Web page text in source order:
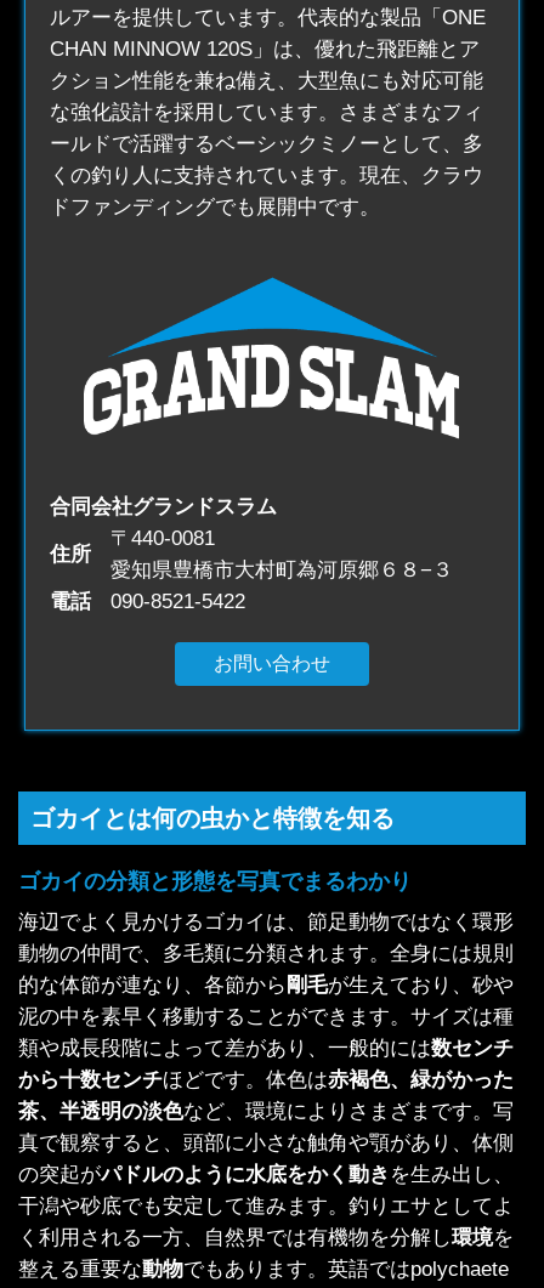
ルアーを提供しています。代表的な製品「ONE
CHAN MINNOW 120S」は、優れた飛距離とア
クション性能を兼ね備え、大型魚にも対応可能
な強化設計を採用しています。さまざまなフィ
ールドで活躍するベーシックミノーとして、多
くの釣り人に支持されています。現在、クラウ
ドファンディングでも展開中です。
合同会社グランドスラム
住所
〒440-0081
愛知県豊橋市大村町為河原郷６８−３
電話
090-8521-5422
お問い合わせ
ゴカイとは何の虫かと特徴を知る
ゴカイの分類と形態を写真でまるわかり
海辺でよく見かけるゴカイは、節足動物ではなく環形
動物の仲間で、多毛類に分類されます。全身には規則
的な体節が連なり、各節から 剛毛が生えており、砂や
泥の中を素早く移動することができます。サイズは種
類や成長段階によって差があり、一般的には数センチ
から十数センチほどです。体色は赤褐色、緑がかった
茶、半透明の淡色など、環境によりさまざまです。写
真で観察すると、頭部に小さな触角や顎があり、体側
の突起がパドルのように水底をかく動き を生み出し、
干潟や砂底でも安定して進みます。釣りエサとしてよ
く利用される一方、自然界では有機物を分解し環境を
整える重要な動物でもあります。英語ではpolychaete